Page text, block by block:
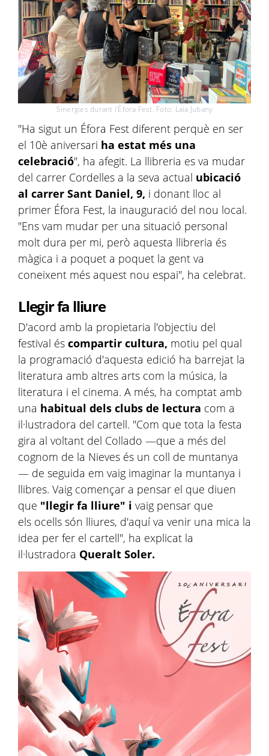
Sinergies durant l'Èfora Fest. Foto: Laia Jubany
"Ha sigut un Éfora Fest diferent perquè en ser
el 10è aniversari ha estat més una
celebració", ha afegit. La llibreria es va mudar
del carrer Cordelles a la seva actual ubicació
al carrer Sant Daniel, 9, i donant lloc al
primer Éfora Fest, la inauguració del nou local.
"Ens vam mudar per una situació personal
molt dura per mi, però aquesta llibreria és
màgica i a poquet a poquet la gent va
coneixent més aquest nou espai", ha celebrat.
Llegir fa lliure
D'acord amb la propietaria l'objectiu del
festival és compartir cultura, motiu pel qual
la programació d'aquesta edició ha barrejat la
literatura amb altres arts com la música, la
literatura i el cinema. A més, ha comptat amb
una habitual dels clubs de lectura com a
il·lustradora del cartell. "Com que tota la festa
gira al voltant del Collado —que a més del
cognom de la Nieves és un coll de muntanya
— de seguida em vaig imaginar la muntanya i
llibres. Vaig començar a pensar el que diuen
que "llegir fa lliure" i vaig pensar que
els ocells són lliures, d'aquí va venir una mica la
idea per fer el cartell", ha explicat la
il·lustradora Queralt Soler.